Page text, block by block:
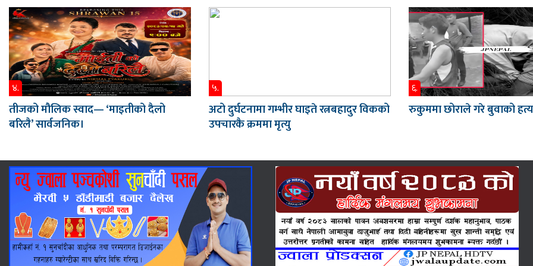
४.
तीजको मौलिक स्वाद— ‘माइतीको दैलो
बरिलै’ सार्वजनिक।
५.
अटो दुर्घटनामा गम्भीर घाइते रत्नबहादुर विकको
उपचारकै क्रममा मृत्यु
६.
रुकुममा छोराले गरे बुवाको